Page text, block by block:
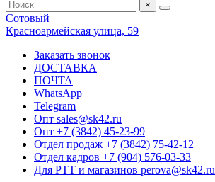
×
Сотовый
Красноармейская улица, 59
Заказать звонок
ДОСТАВКА
ПОЧТА
WhatsApp
Telegram
Опт sales@sk42.ru
Опт +7 (3842) 45-23-99
Отдел продаж +7 (3842) 75-42-12
Отдел кадров +7 (904) 576-03-33
Для РТТ и магазинов perova@sk42.ru